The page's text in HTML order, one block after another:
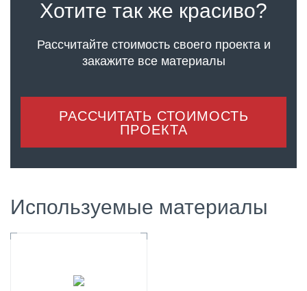
Хотите так же красиво?
Рассчитайте стоимость своего проектаи
закажите все материалы
РАССЧИТАТЬ СТОИМОСТЬ
ПРОЕКТА
Используемые материалы